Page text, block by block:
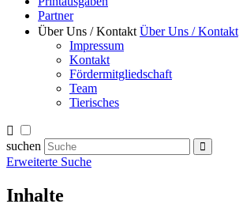
Partner
Über Uns / Kontakt Über Uns / Kontakt
Impressum
Kontakt
Fördermitgliedschaft
Team
Tierisches
suchen
Erweiterte Suche
Inhalte